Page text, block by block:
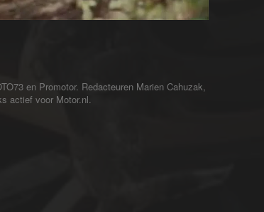
en Promotor. Redacteuren Marien Cahuzak,
actief voor Motor.nl.